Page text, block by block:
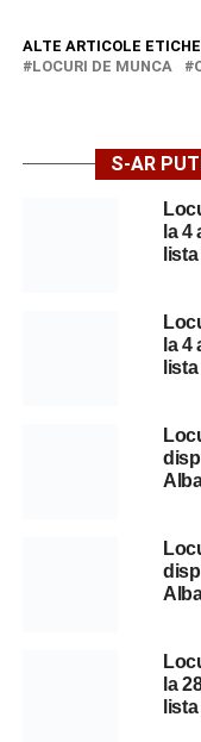
ALTE ARTICOLE
LOCURI DE MUNCA
S-AR
la
la
la